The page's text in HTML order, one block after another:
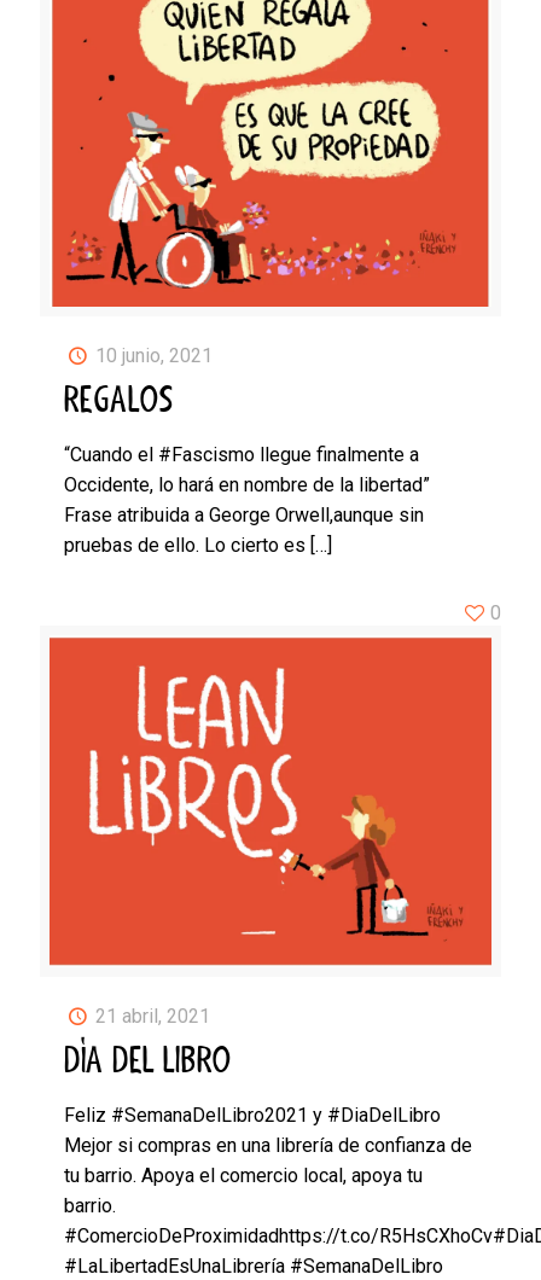
10 junio, 2021
REGALOS
“Cuando el #Fascismo llegue finalmente a
Occidente, lo hará en nombre de la libertad”
Frase atribuida a George Orwell,aunque sin
pruebas de ello. Lo cierto es […]
21 abril, 2021
DÍA DEL LIBRO
Feliz #SemanaDelLibro2021 y #DiaDelLibro
Mejor si compras en una librería de confianza de
tu barrio. Apoya el comercio local, apoya tu
barrio.
#ComercioDeProximidadhttps://t.co/
#LaLibertadEsUnaLibrería #SemanaDelLibro
0